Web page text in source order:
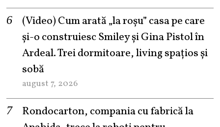
(Video) Cum arată „la roşu” casa pe care
şi-o construiesc Smiley şi Gina Pistol în
Ardeal. Trei dormitoare, living spațios și
sobă
august 7, 2026
Rondocarton, compania cu fabrică la